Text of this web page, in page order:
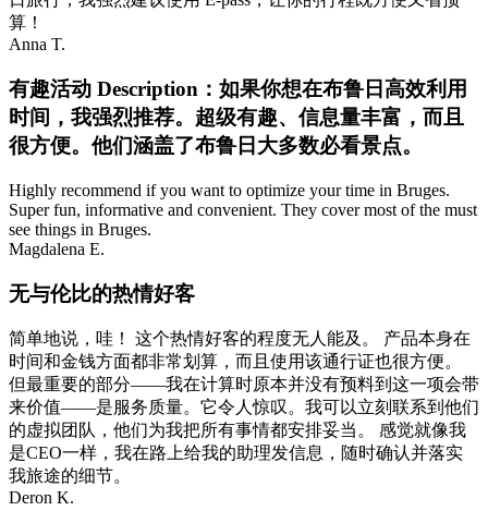
算！
Anna T.
有趣活动 Description：如果你想在布鲁日高效利用
时间，我强烈推荐。超级有趣、信息量丰富，而且
很方便。他们涵盖了布鲁日大多数必看景点。
Highly recommend if you want to optimize your time in Bruges.
Super fun, informative and convenient. They cover most of the must
see things in Bruges.
Magdalena E.
无与伦比的热情好客
简单地说，哇！ 这个热情好客的程度无人能及。 产品本身在
时间和金钱方面都非常划算，而且使用该通行证也很方便。
但最重要的部分——我在计算时原本并没有预料到这一项会带
来价值——是服务质量。它令人惊叹。我可以立刻联系到他们
的虚拟团队，他们为我把所有事情都安排妥当。 感觉就像我
是CEO一样，我在路上给我的助理发信息，随时确认并落实
我旅途的细节。
Deron K.